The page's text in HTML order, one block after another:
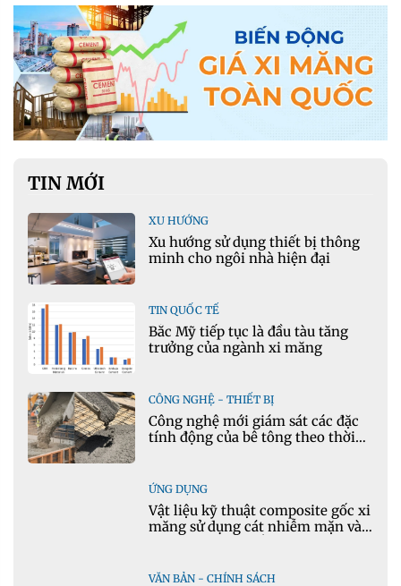
TIN MỚI
XU HƯỚNG
Xu hướng sử dụng thiết bị thông
minh cho ngôi nhà hiện đại
TIN QUỐC TẾ
Bắc Mỹ tiếp tục là đầu tàu tăng
trưởng của ngành xi măng
CÔNG NGHỆ - THIẾT BỊ
Công nghệ mới giám sát các đặc
tính động của bê tông theo thời
ỨNG DỤNG
Vật liệu kỹ thuật composite gốc xi
măng sử dụng cát nhiễm mặn và
VĂN BẢN - CHÍNH SÁCH